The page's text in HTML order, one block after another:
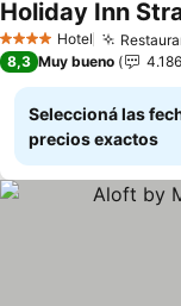
4 EstrellasHotel
Holiday Inn
8,3 Muy bueno 4.186
Seleccioná las
precios exactos